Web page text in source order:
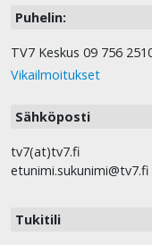
Puhelin:
TV7 Keskus 09 756
Vikailmoitukset
Sähköposti
tv7(at)tv7.fi
etunimi.sukunimi@tv7.fi
Tukitili